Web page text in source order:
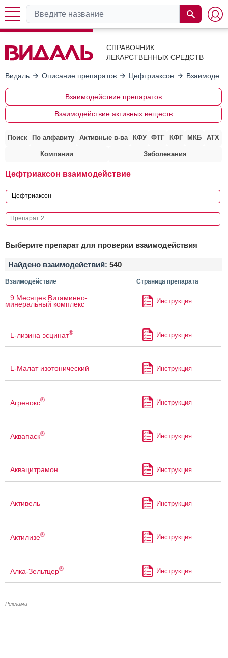
СПРАВОЧНИК
ЛЕКАРСТВЕННЫХ СРЕДСТВ
Видаль Описание препаратов Цефтриаксон
Взаимодействие препаратов
Взаимодействие активных веществ
Поиск По алфавиту Активные в-ва КФУ ФТГ КФГ МКБ АТХ
Компании Заболевания
Цефтриаксон взаимодействие
Выберите препарат для проверки взаимодействия
Найдено взаимодействий: 540
Взаимодействие Страница препарата
9 Месяцев Витаминно-
минеральный комплекс Инструкция
L-лизина эсцинат® Инструкция
L-Малат изотонический Инструкция
Агренокс® Инструкция
Аквапаск® Инструкция
Аквацитрамон Инструкция
Активель Инструкция
Актилизе® Инструкция
Алка-Зельтцер® Инструкция
Реклама